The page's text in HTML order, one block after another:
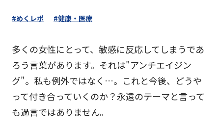
#めくレポ #健康・医療
多くの女性にとって、敏感に反応してしまうであ
ろう言葉があります。それは"アンチエイジン
グ"。私も例外ではなく…。これと今後、どうや
って付き合っていくのか？永遠のテーマと言って
も過言ではありません。